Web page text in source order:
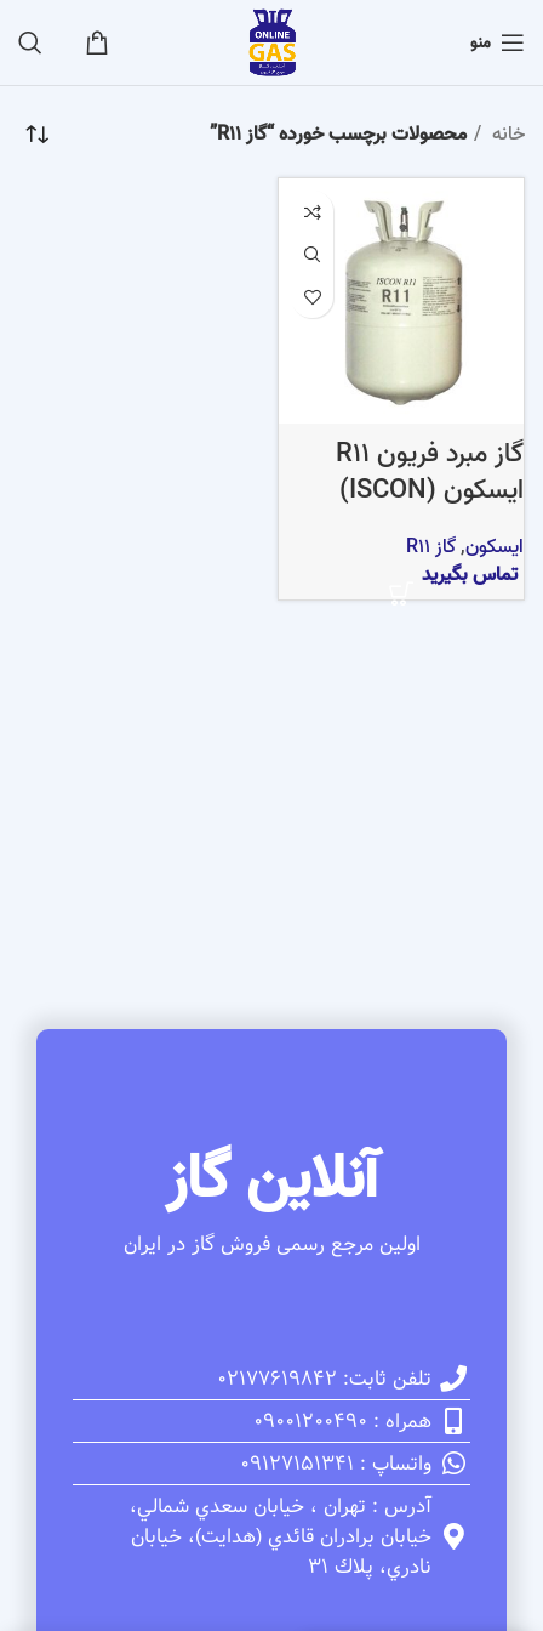
منو
خانه محصولات برچسب خورده “گاز R11”
گاز مبرد فریون R11
ایسکون (ISCON)
ایسکون,گاز R11
تماس بگیرید
آنلاین گاز
اولین مرجع رسمی فروش گاز در ایران
تلفن ثابت: 02177619842
همراه : 09001200490
واتساپ : 09127151341
آدرس : تهران ، خيابان سعدي شمالي،
خيابان برادران قائدي (هدايت)، خيابان
نادري، پلاك 31